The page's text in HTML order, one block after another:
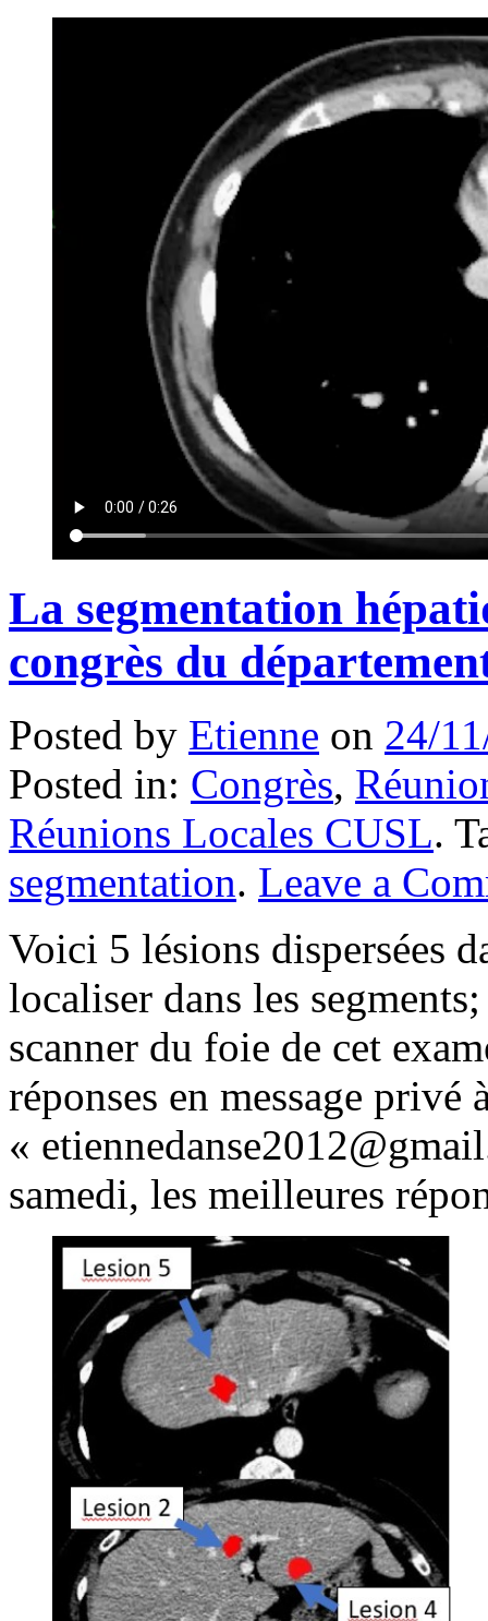
La segmentation
congrès du
Posted by Etienne on 24/
Posted in: Congrès,
Réunions Locales CUSL.
segmentation. Leave a
Voici 5 lésions dispersées
localiser dans les
scanner du foie de cet
réponses en message privé
«
samedi, les meilleures